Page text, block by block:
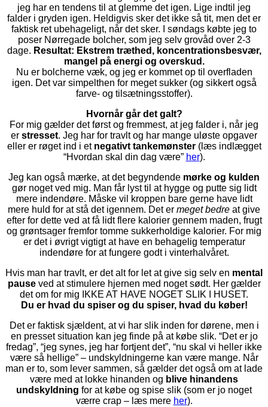
jeg har en tendens til at glemme det igen. Lige indtil jeg
falder i gryden igen. Heldigvis sker det ikke så tit, men det er
faktisk ret ubehageligt, når det sker. I søndags købte jeg to
poser Nørregade bolcher, som jeg selv grovåd over 2-3
dage. Resultat: Ekstrem træthed, koncentrationsbesvær,
mangel på energi og overskud.
Nu er bolcherne væk, og jeg er kommet op til overfladen
igen. Det var simpelthen for meget sukker (og sikkert også
farve- og tilsætningsstoffer).
Hvornår går det galt?
For mig gælder det først og fremmest, at jeg falder i, når jeg
er stresset. Jeg har for travlt og har mange uløste opgaver
eller er røget ind i etnegativt tankemønster(læs indlægget
“Hvordan skal din dag være” her).
Jeg kan også mærke, at det begyndende mørke og kulden
gør noget ved mig. Man får lyst til at hygge og putte sig lidt
mere indendøre. Måske vil kroppen bare gerne have lidt
mere huld for at stå det igennem. Det er meget bedre at give
efter for dette ved at få lidt flere kalorier gennem maden, frugt
og grøntsager fremfor tomme sukkerholdige kalorier. For mig
er det i øvrigt vigtigt at have en behagelig temperatur
indendøre for at fungere godt i vinterhalvåret.
Hvis man har travlt, er det alt for let at give sig selv en mental
pauseved at stimulere hjernen med noget sødt. Her gælder
det om for mig IKKE AT HAVE NOGET SLIK I HUSET.
Du er hvad du spiser og du spiser, hvad du køber!
Det er faktisk sjældent, at vi har slik inden for dørene, men i
en presset situation kan jeg finde på at købe slik. “Det er jo
fredag”, “jeg synes, jeg har fortjent det”, “nu skal vi heller ikke
være så hellige” – undskyldningerne kan være mange. Når
man er to, som lever sammen, så gælder det også om at lade
være med at lokke hinanden og blive hinandens
undskyldning for at købe og spise slik (som er jo noget
værre crap – læs mere her).